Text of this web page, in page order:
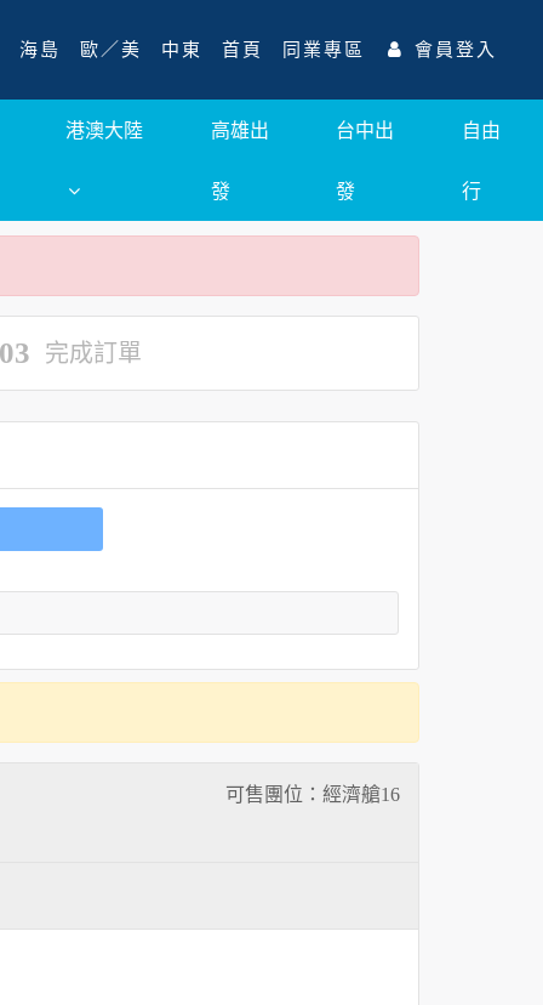
海島 歐／美 中東 首頁 同業專區 會員登入
港澳大陸 高雄出
發
台中出
發
自由
行
完成訂單
可售團位：經濟艙16